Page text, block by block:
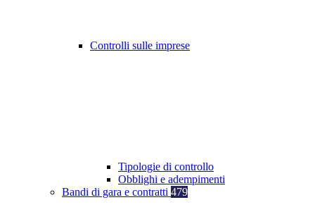
Controlli sulle imprese
Tipologie di controllo
Obblighi e adempimenti
Bandi di gara e contratti 479